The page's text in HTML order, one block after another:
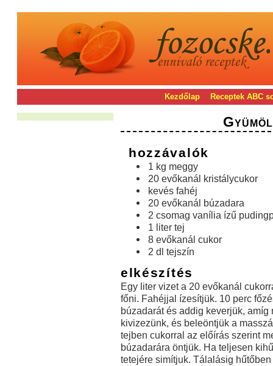
Kezdőlap Receptek ABC
hozzávalók
1 kg meggy
20 evőkanál kristálycukor
kevés fahéj
20 evőkanál búzadara
2 csomag vanília ízű
1 liter tej
8 evőkanál cukor
2 dl tejszín
elkészítés
Egy liter vizet a 20 evőkanál
főni. Fahéjjal ízesítjük. 10 perc
búzadarát és addig keverjük,
kivizezünk, és beleöntjük a
tejben cukorral az előírás szerint
búzadarára öntjük. Ha teljesen
tetejére simítjuk. Tálalásig hűtőben